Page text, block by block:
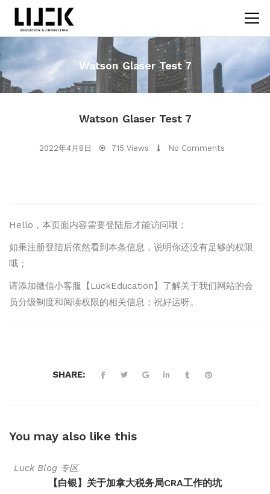
Watson Glaser Test 7
Watson Glaser Test 7
2022年4月8日 715 Views No Comments
Hello，本页面内容需要登陆后才能访问哦；
如果注册登陆后依然看到本条信息，说明你还没有足够的权限
哦；
请添加微信小客服【LuckEducation】了解关于我们网站的会
员分级制度和阅读权限的相关信息；祝好运呀。
SHARE:
You may also like this
Luck Blog 专区
【白银】关于加拿大税务局CRA工作的坑